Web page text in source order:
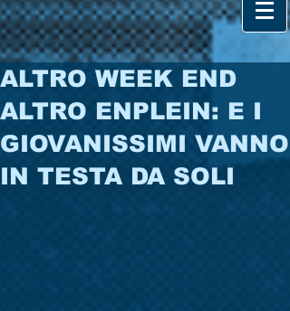
ALTRO WEEK END
ALTRO ENPLEIN: E I
GIOVANISSIMI VANNO
IN TESTA DA SOLI